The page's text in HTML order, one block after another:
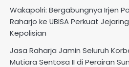
Wakapolri: Bergabungnya Irjen
Raharjo ke UBISA Perkuat
Kepolisian
Jasa Raharja Jamin Seluruh
Mutiara Sentosa II di Perairan